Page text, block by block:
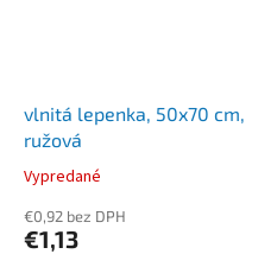
vlnitá lepenka, 50x70 cm,
ružová
Vypredané
€0,92 bez DPH
€1,13